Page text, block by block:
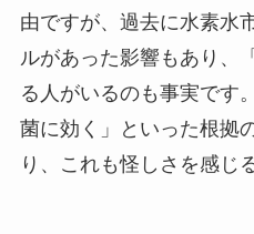
由ですが、過去に水素水
ルがあった影響もあり、
る人がいるのも事実です
菌に効く」といった根拠
り、これも怪しさを感じ